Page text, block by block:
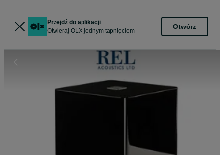
Przejdź do aplikacji
Otwieraj OLX jednym tapnięciem
Otwórz